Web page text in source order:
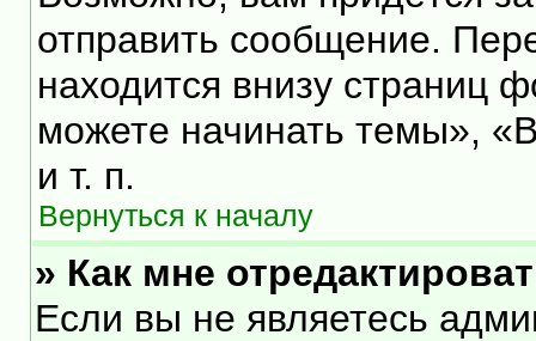
отправить сообщение.
находится внизу
можете начинать темы»,
и т. п.
Вернуться к началу
» Как мне
Если вы не являетесь